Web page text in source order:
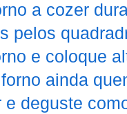
a cozer
pelos
e coloque
ainda
e deguste